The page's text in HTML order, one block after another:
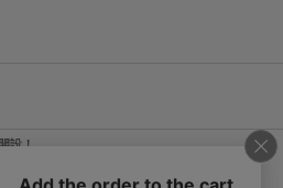
設！
情報などを配信！
をLINEでも確認可能！